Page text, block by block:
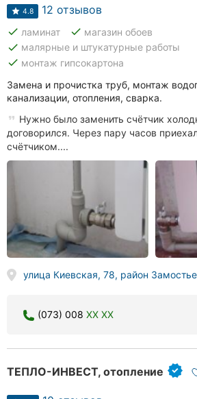
4.8 12 отзывов
done ламинат done магазин обоев
done малярные и штукатурные работы
done монтаж гипсокартона
Замена и прочистка труб, монтаж
канализации, отопления, сварка.
Нужно было заменить счётчик
договорился. Через пару часов
счётчиком....
улица Киевская, 78, район Замостье
(073) 008 XX XX
ТЕПЛО-ИНВЕСТ, отопление